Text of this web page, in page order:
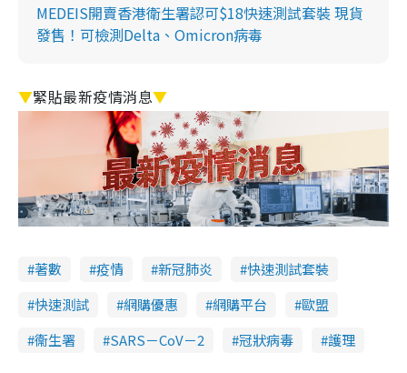
MEDEIS開賣香港衛生署認可$18快速測試套裝 現貨
發售！可檢測Delta、Omicron病毒
▼緊貼最新疫情消息▼
著數 疫情 新冠肺炎
快速測試套裝
快速測試
網購優惠 網購平台
歐盟
衞生署
SARS－CoV－2 冠狀病毒 護理